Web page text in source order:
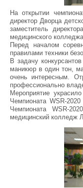
На открытии
директор Дворца
заместитель
медицинского
Перед началом
правилами техники
В задачу
маникюр в один тон,
очень интересным.
профессионально
Мероприятие
Чемпионата WSR-
Чемпионата WSR-
медицинский колледж